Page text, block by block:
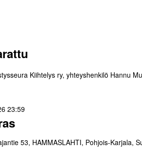
Kiihtelys ry, yhteyshenkilö Hannu
23:59
53, HAMMASLAHTI, Pohjois-Karjala,